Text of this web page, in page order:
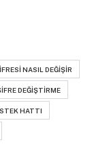
NASIL DEĞIŞIR
DEĞIŞTIRME
HATTI